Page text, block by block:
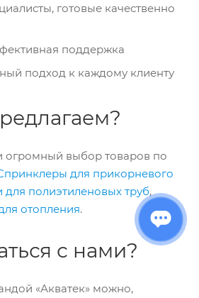
готовые качественно
поддержка
подход к каждому клиенту
огромный выбор товаров по
для прикорневого
для полиэтиленовых труб,
отопления.
с нами?
«Акватек» можно,